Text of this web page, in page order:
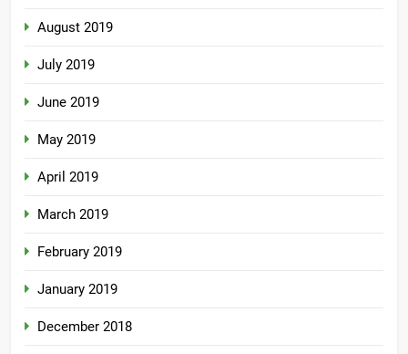
August 2019
July 2019
June 2019
May 2019
April 2019
March 2019
February 2019
January 2019
December 2018